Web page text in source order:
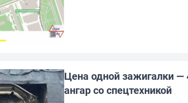
Цена одной зажигалки
ангар со спецтехникой